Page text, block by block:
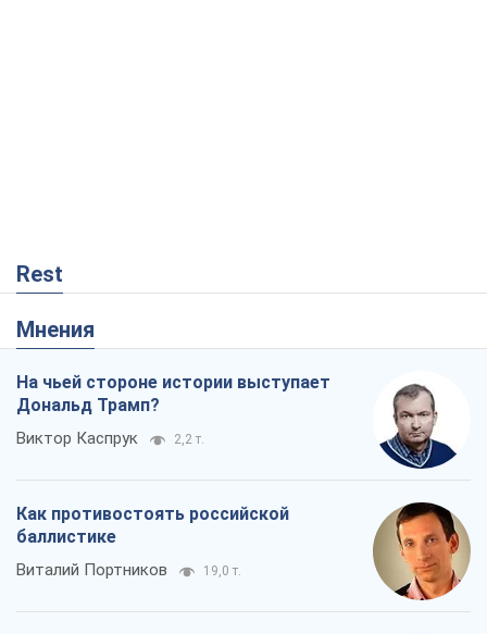
Rest
Мнения
На чьей стороне истории выступает
Дональд Трамп?
Виктор Каспрук 2,2 т.
Как противостоять российской
баллистике
Виталий Портников 19,0 т.